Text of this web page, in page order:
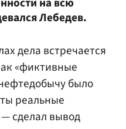
Лебедев.
дела встречается
«фиктивные
было
реальные
сделал вывод